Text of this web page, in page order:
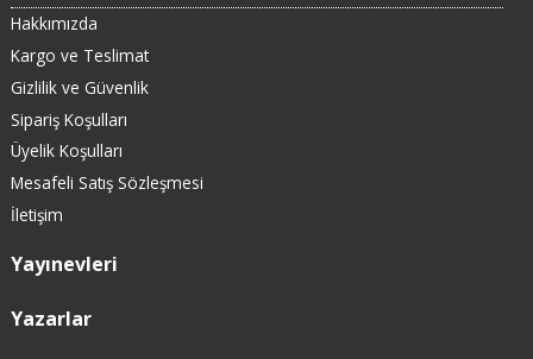
Hakkımızda
Kargo ve Teslimat
Gizlilik ve Güvenlik
Sipariş Koşulları
Üyelik Koşulları
Mesafeli Satış Sözleşmesi
İletişim
Yayınevleri
Yazarlar